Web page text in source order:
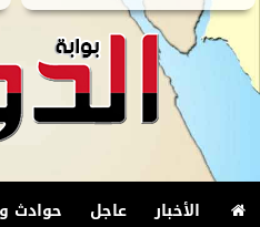
الأخبار عاجل حوادث